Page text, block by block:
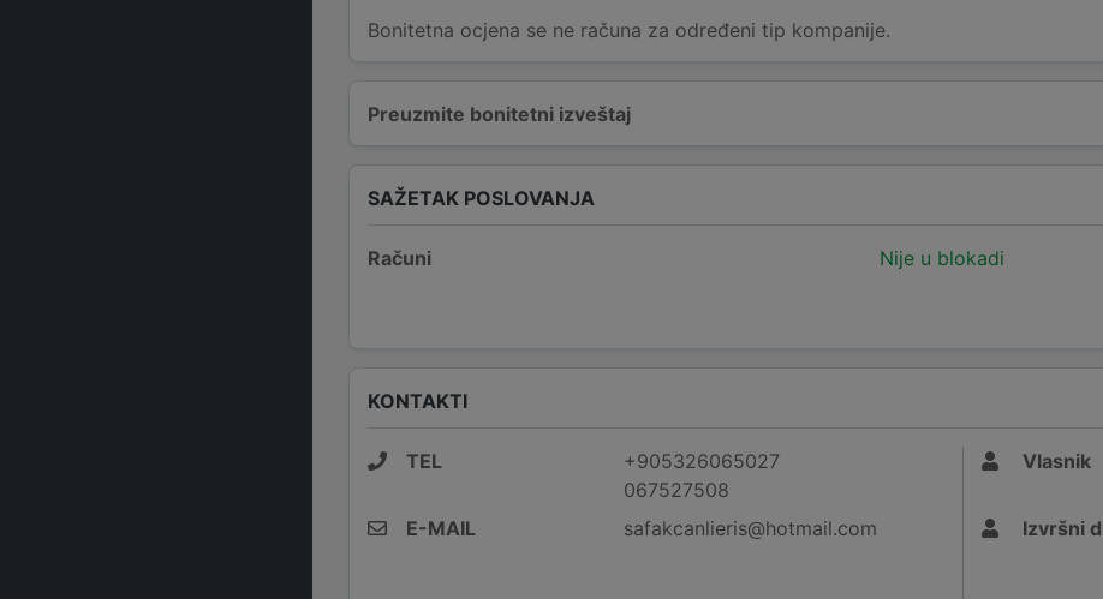
Preuzmite bonitetni izveštaj
Bonitetna ocjena se ne računa za određeni tip kompanije.
SAŽETAK POSLOVANJA
Računi Nije u blokadi
KONTAKTI
TEL
+905326065027
067527508
E-MAIL
safakcanlieris@hotmail.com
Vlasnik
Izvršni